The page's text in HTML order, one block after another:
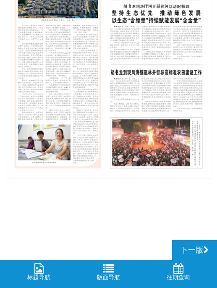
下一版
标题导航 版面导航 往期查询